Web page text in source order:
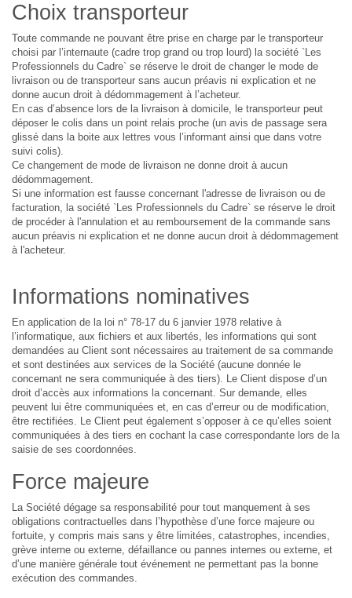
Choix transporteur
Toute commande ne pouvant être prise en charge par le transporteur
choisi par l’internaute (cadre trop grand ou trop lourd) la société `Les
Professionnels du Cadre` se réserve le droit de changer le mode de
livraison ou de transporteur sans aucun préavis ni explication et ne
donne aucun droit à dédommagement à l’acheteur.
En cas d’absence lors de la livraison à domicile, le transporteur peut
déposer le colis dans un point relais proche (un avis de passage sera
glissé dans la boite aux lettres vous l’informant ainsi que dans votre
suivi colis).
Ce changement de mode de livraison ne donne droit à aucun
dédommagement.
Si une information est fausse concernant l'adresse de livraison ou de
facturation, la société `Les Professionnels du Cadre` se réserve le droit
de procéder à l'annulation et au remboursement de la commande sans
aucun préavis ni explication et ne donne aucun droit à dédommagement
à l'acheteur.
Informations nominatives
En application de la loi n° 78-17 du 6 janvier 1978 relative à
l’informatique, aux fichiers et aux libertés, les informations qui sont
demandées au Client sont nécessaires au traitement de sa commande
et sont destinées aux services de la Société (aucune donnée le
concernant ne sera communiquée à des tiers). Le Client dispose d’un
droit d’accès aux informations la concernant. Sur demande, elles
peuvent lui être communiquées et, en cas d’erreur ou de modification,
être rectifiées. Le Client peut également s’opposer à ce qu’elles soient
communiquées à des tiers en cochant la case correspondante lors de la
saisie de ses coordonnées.
Force majeure
La Société dégage sa responsabilité pour tout manquement à ses
obligations contractuelles dans l’hypothèse d’une force majeure ou
fortuite, y compris mais sans y être limitées, catastrophes, incendies,
grève interne ou externe, défaillance ou pannes internes ou externe, et
d’une manière générale tout événement ne permettant pas la bonne
exécution des commandes.